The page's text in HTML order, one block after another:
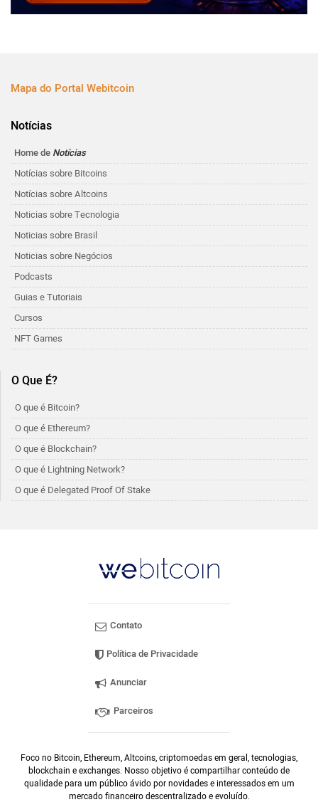
Mapa do Portal Webitcoin
Notícias
Home de Notícias
Notícias sobre Bitcoins
Notícias sobre Altcoins
Noticias sobre Tecnologia
Noticias sobre Brasil
Noticias sobre Negócios
Podcasts
Guias e Tutoriais
Cursos
NFT Games
O Que É?
O que é Bitcoin?
O que é Ethereum?
O que é Blockchain?
O que é Lightning Network?
O que é Delegated Proof Of Stake
Contato
Política de Privacidade
Anunciar
Parceiros
Foco no Bitcoin, Ethereum, Altcoins, criptomoedas em geral, tecnologias,
blockchain e exchanges. Nosso objetivo é compartilhar conteúdo de
qualidade para um público ávido por novidades e interessados em um
mercado financeiro descentralizado e evoluído.